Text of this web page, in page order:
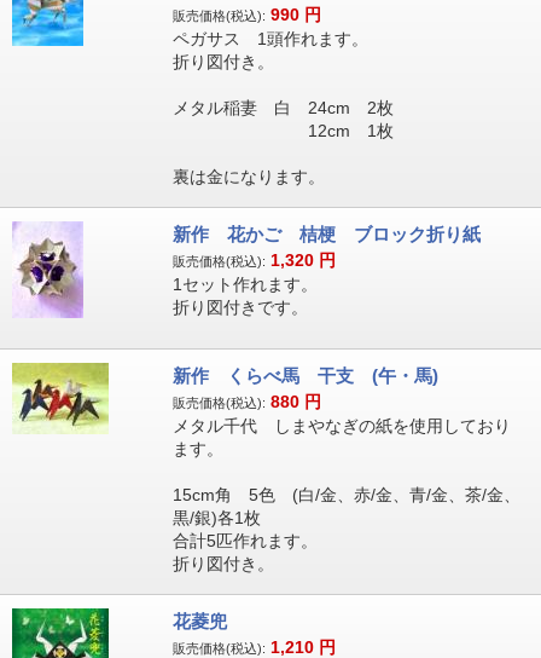
販売価格(税込): 990 円
ペガサス 1頭作れます。
折り図付き。
メタル稲妻 白 24cm 2枚
12cm 1枚
裏は金になります。
新作 花かご 桔梗 ブロック折り紙
販売価格(税込): 1,320 円
1セット作れます。
折り図付きです。
新作 くらべ馬 干支 (午・馬)
販売価格(税込): 880 円
メタル千代 しまやなぎの紙を使用しており
ます。
15cm角 5色 (白/金、赤/金、青/金、茶/金、
黒/銀)各1枚
合計5匹作れます。
折り図付き。
花菱兜
販売価格(税込): 1,210 円